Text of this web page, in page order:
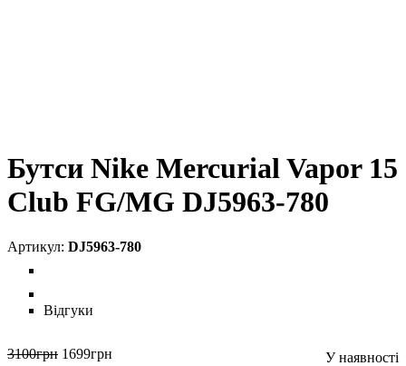
Бутси Nike Mercurial Vapor 15
Club FG/MG DJ5963-780
DJ5963-780
Відгуки
3100грн 1699грн